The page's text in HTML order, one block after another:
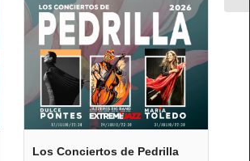
Los Conciertos de Pedrilla